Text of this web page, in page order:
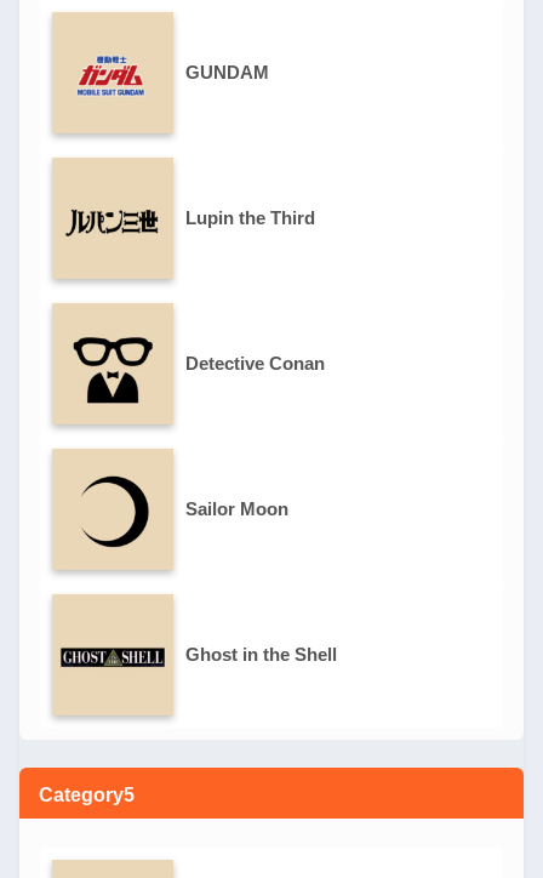
GUNDAM
Lupin the Third
Detective Conan
Sailor Moon
Ghost in the Shell
Category5